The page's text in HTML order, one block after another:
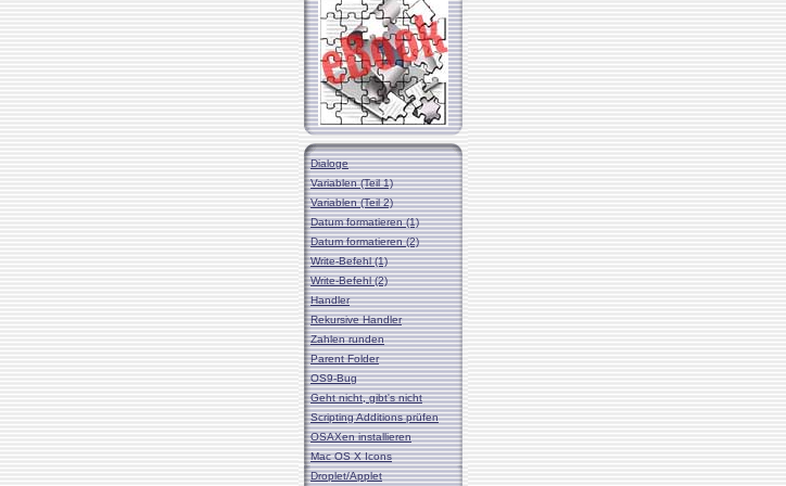
Dialoge
Variablen (Teil 1)
Variablen (Teil 2)
Datum formatieren (1)
Datum formatieren (2)
Write-Befehl (1)
Write-Befehl (2)
Handler
Rekursive Handler
Zahlen runden
Parent Folder
OS9-Bug
Geht nicht, gibt's nicht
Scripting Additions prüfen
OSAXen installieren
Mac OS X Icons
Droplet/Applet